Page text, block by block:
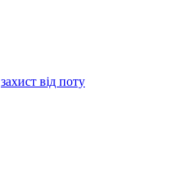
захист від поту